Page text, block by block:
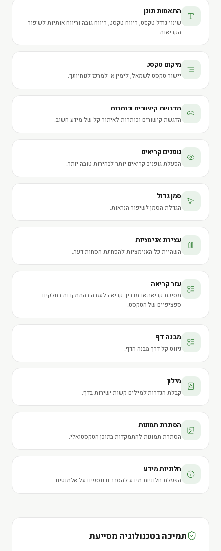
התאמות תוכן
שינוי גודל טקסט, ריווח טקסט, ריווח גובה וריווח אותיות לשיפור
הקריאות.
מיקום טקסט
יישור טקסט לשמאל, לימין או למרכז לנוחיותך.
הדגשת קישורים וכותרות
הדגשת קישורים וכותרות לאיתור קל של מידע חשוב.
גופנים קריאים
הפעלת גופנים קריאים יותר לבהירות טובה יותר.
סמן גדול
הגדלת הסמן לשיפור הנראות.
עצירת אנימציות
השהיית כל האנימציות להפחתת הסחות דעת.
עזר קריאה
מסיכת קריאה או מדריך קריאה לעזרה בהתמקדות בחלקים
ספציפיים של הטקסט.
מבנה דף
ניווט קל דרך מבנה הדף.
מילון
קבלת הגדרות למילים קשות ישירות בדף.
הסתרת תמונות
הסתרת תמונות להתמקדות בתוכן הטקסטואלי.
חלוניות מידע
הפעלת חלוניות מידע להסברים נוספים על אלמנטים.
תמיכה בטכנולוגיה מסייעת